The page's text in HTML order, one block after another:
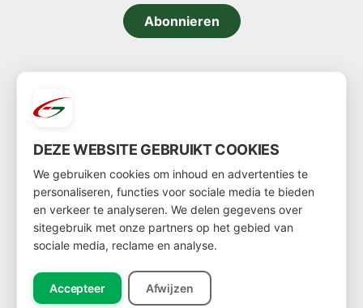
Abonnieren
KONTAKT
+31-(0)297 - 324276
E-MAIL
info@euroseandgreens.com
DEZE WEBSITE GEBRUIKT COOKIES
We gebruiken cookies om inhoud en advertenties te
personaliseren, functies voor sociale media te bieden
en verkeer te analyseren. We delen gegevens over
sitegebruik met onze partners op het gebied van
sociale media, reclame en analyse.
Accepteer Afwijzen